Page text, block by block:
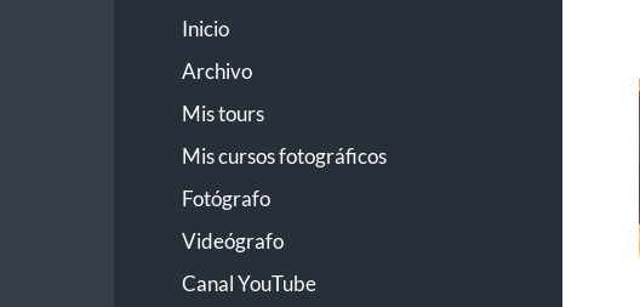
Inicio
Archivo
Mis tours
Mis cursos fotográficos
Fotógrafo
Videógrafo
Canal YouTube